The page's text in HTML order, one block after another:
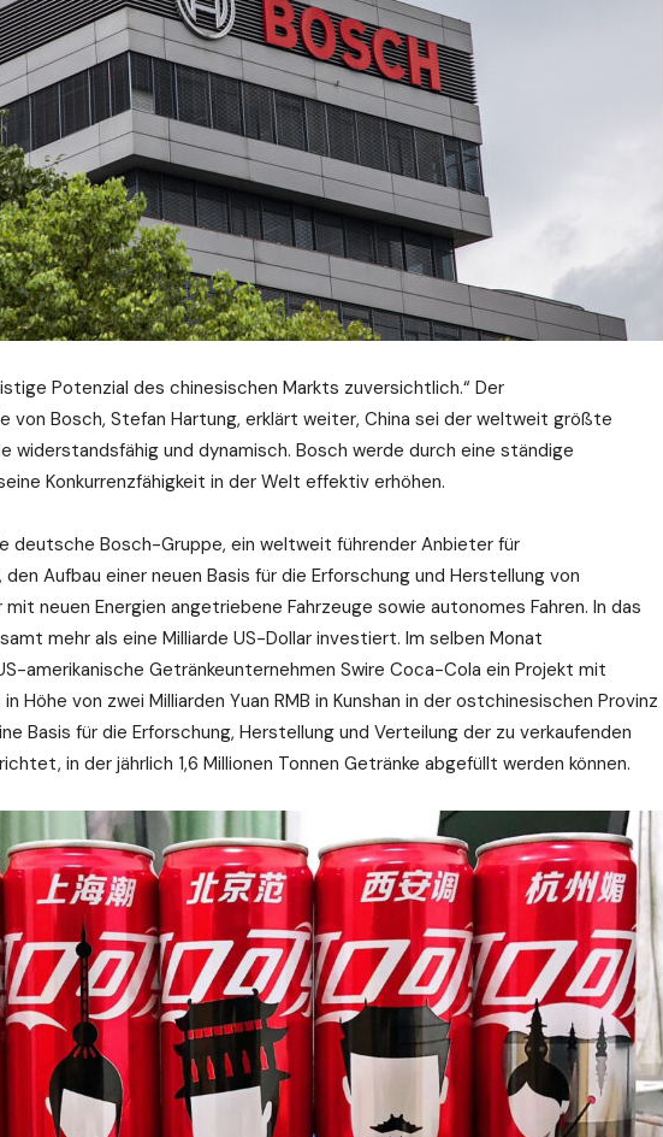
Potenzial des chinesischen Markts zuversichtlich.“ Der
von Bosch, Stefan Hartung, erklärt weiter, China sei der weltweit größte
widerstandsfähig und dynamisch. Bosch werde durch eine ständige
Konkurrenzfähigkeit in der Welt effektiv erhöhen.
deutsche Bosch-Gruppe, ein weltweit führender Anbieter für
Aufbau einer neuen Basis für die Erforschung und Herstellung von
neuen Energien angetriebene Fahrzeuge sowie autonomes Fahren. In das
mehr als eine Milliarde US-Dollar investiert. Im selben Monat
amerikanische Getränkeunternehmen Swire Coca-Cola ein Projekt mit
Höhe von zwei Milliarden Yuan RMB in Kunshan in der ostchinesischen Provinz
Basis für die Erforschung, Herstellung und Verteilung der zu verkaufenden
in der jährlich 1,6 Millionen Tonnen Getränke abgefüllt werden können.